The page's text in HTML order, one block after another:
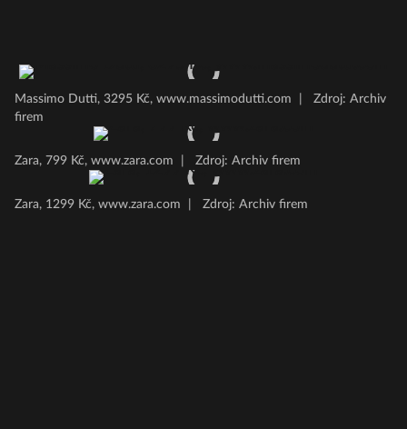
Massimo Dutti, 3295 Kč, www.massimodutti.com
Zdroj: Archiv
firem
Zara, 799 Kč, www.zara.com Zdroj: Archiv firem
Zara, 1299 Kč, www.zara.com Zdroj: Archiv firem